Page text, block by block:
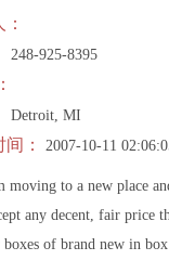
248-925-8395
Detroit, MI
： 2007-10-11
moving to a new place
any decent, fair price
boxes of brand new in